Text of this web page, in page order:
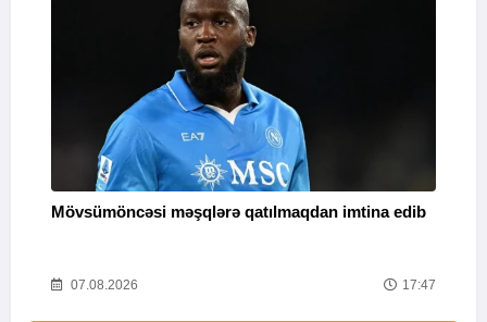
Mövsümöncəsi məşqlərə qatılmaqdan imtina edib
07.08.2026 17:47